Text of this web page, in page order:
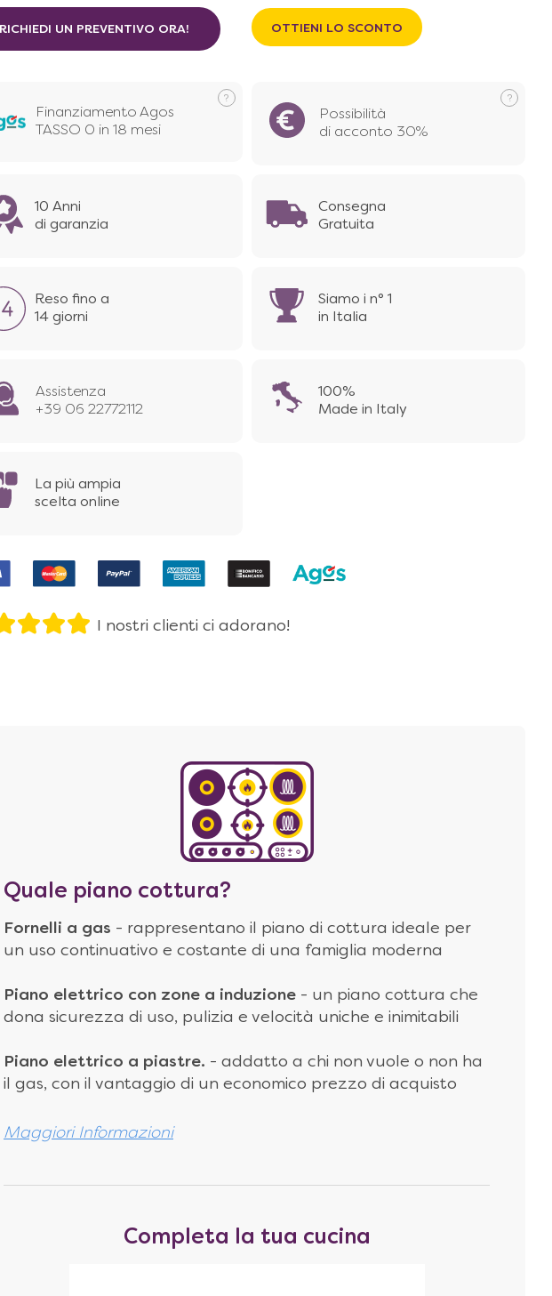
RICHIEDI UN PREVENTIVO ORA! OTTIENI LO SCONTO
Finanziamento Agos
TASSO 0 in 18 mesi
Possibilità
di acconto 30%
10 Anni
di garanzia
Consegna
Gratuita
Reso fino a
14 giorni
Siamo i n° 1
in Italia
Assistenza
+39 06 22772112
100%
Made in Italy
La più ampia
scelta online
I nostri clienti ci adorano!
Quale piano cottura?
Fornelli a gas - rappresentano il piano di cottura ideale per
un uso continuativo e costante di una famiglia moderna
Piano elettrico con zone a induzione - un piano cottura che
dona sicurezza di uso, pulizia e velocità uniche e inimitabili
Piano elettrico a piastre. - addatto a chi non vuole o non ha
il gas, con il vantaggio di un economico prezzo di acquisto
Maggiori Informazioni
Completa la tua cucina